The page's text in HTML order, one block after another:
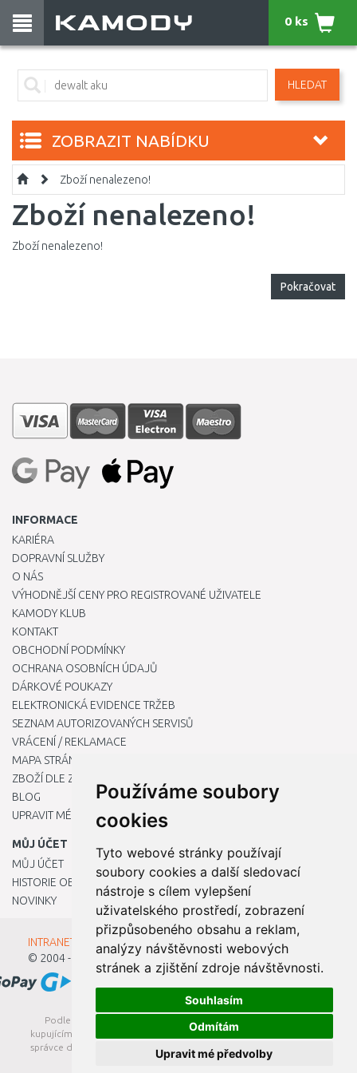
Používáme soubory
cookies
Tyto webové stránky používají
soubory cookies a další sledovací
nástroje s cílem vylepšení
uživatelského prostředí, zobrazení
přizpůsobeného obsahu a reklam,
analýzy návštěvnosti webových
stránek a zjištění zdroje návštěvnosti.
Souhlasím
Odmítám
Upravit mé předvolby
HLEDAT
0 ks
ZOBRAZIT NABÍDKU
Zboží nenalezeno!
Zboží nenalezeno!
Zboží nenalezeno!
Pokračovat
INFORMACE
KARIÉRA
DOPRAVNÍ SLUŽBY
O NÁS
VÝHODNĚJŠÍ CENY PRO REGISTROVANÉ UŽIVATELE
KAMODY KLUB
KONTAKT
OBCHODNÍ PODMÍNKY
OCHRANA OSOBNÍCH ÚDAJŮ
DÁRKOVÉ POUKAZY
ELEKTRONICKÁ EVIDENCE TRŽEB
SEZNAM AUTORIZOVANÝCH SERVISŮ
VRÁCENÍ / REKLAMACE
MAPA STRÁNKY
ZBOŽÍ DLE ZNAČEK
BLOG
UPRAVIT MÉ PŘEDVOLBY COOKIES
MŮJ ÚČET
MŮJ ÚČET
HISTORIE OBJEDNÁVEK
NOVINKY
INTRANET - Přihlášení pro zaměstnance
© 2004 - 2026
Kamody s.r.o.
Podle zákona o evidenci tržeb je prodávající povinen vystavit
kupujícímu účtenku. Zároveň je povinen zaevidovat přijatou tržbu u
správce daně online; v případě technického výpadku pak nejpozději
do 48 hodin.